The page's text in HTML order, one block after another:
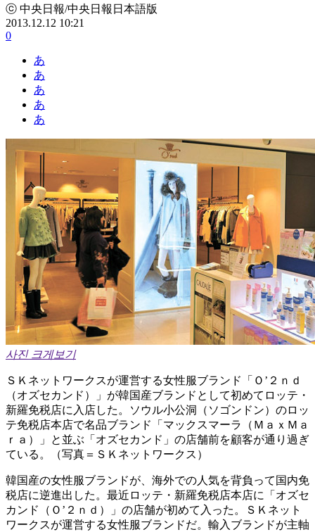
ⓒ 中央日報/中央日報日本語版
2013.12.12 10:21
0
あ
あ
あ
あ
あ
사진 크게보기
ＳＫネットワークスが運営する女性服ブランド「Ｏ’２ｎｄ
（オズセカンド）」が韓国産ブランドとして初めてロッテ・
新羅免税店に入店した。ソウル小公洞（ソゴンドン）のロッ
テ免税店本店で名品ブランド「マックスマーラ（ＭａｘＭａ
ｒａ）」と並ぶ「オズセカンド」の店舗前を顧客が通り過ぎ
ている。（写真＝ＳＫネットワークス）
韓国産の女性服ブランドが、海外での人気を背負って国内免
税店に逆進出した。最近ロッテ・新羅免税店本店に「オズセ
カンド（Ｏ’２ｎｄ）」の店舗が初めて入った。ＳＫネット
ワークスが運営する女性服ブランドだ。輸入ブランドが主軸